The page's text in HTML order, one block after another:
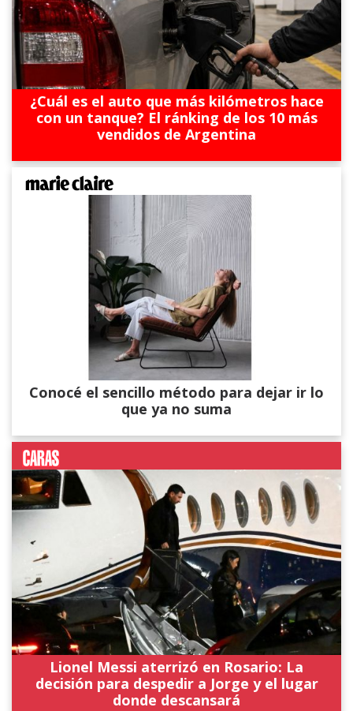
¿Cuál es el auto que más kilómetros hace
con un tanque? El ránking de los 10 más
vendidos de Argentina
Conocé el sencillo método para dejar ir lo
que ya no suma
Lionel Messi aterrizó en Rosario: La
decisión para despedir a Jorge y el lugar
donde descansará